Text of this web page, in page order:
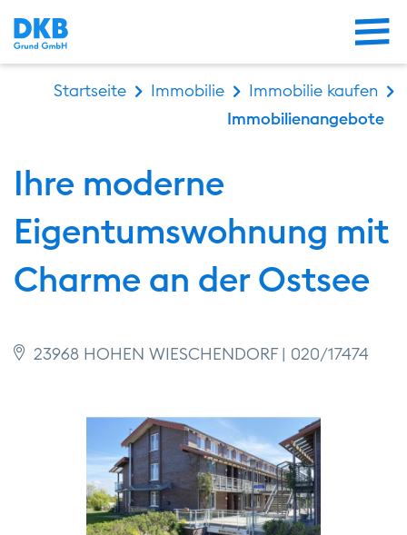
Startseite Immobilie
Immobilie kaufen
Immobilienangebote
Ihre moderne
Eigentumswohnung mit
Charme an der Ostsee
23968 HOHEN WIESCHENDORF | 020/17474